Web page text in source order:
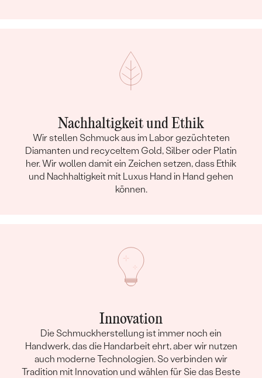
Nachhaltigkeit und Ethik
Wir stellen Schmuck aus im Labor gezüchteten
Diamanten und recyceltem Gold, Silber oder Platin
her. Wir wollen damit ein Zeichen setzen, dass Ethik
und Nachhaltigkeit mit Luxus Hand in Hand gehen
können.
Innovation
Die Schmuckherstellung ist immer noch ein
Handwerk, das die Handarbeit ehrt, aber wir nutzen
auch moderne Technologien. So verbinden wir
Tradition mit Innovation und wählen für Sie das Beste